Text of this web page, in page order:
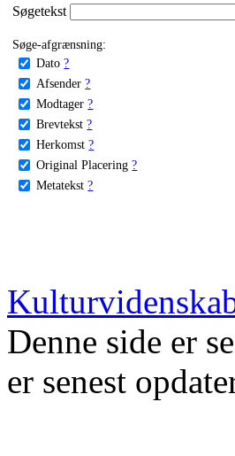
Søgetekst
Søge-afgrænsning:
Dato ?
Afsender ?
Modtager ?
Brevtekst ?
Herkomst ?
Original Placering ?
Metatekst ?
Denne side er
er senest